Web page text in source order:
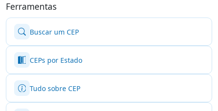
Ferramentas
Buscar um CEP
CEPs por Estado
Tudo sobre CEP